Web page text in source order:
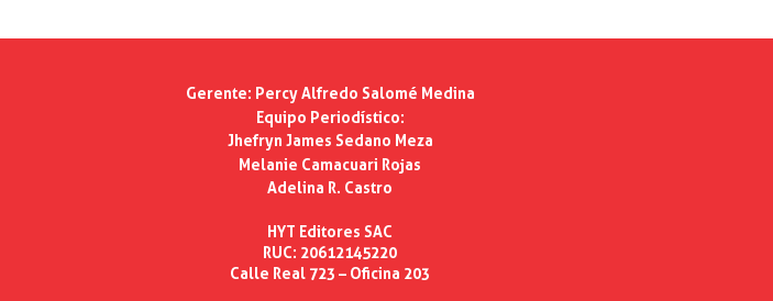
Gerente: Percy Alfredo Salomé Medina
Equipo Periodístico:
Jhefryn James Sedano Meza
Melanie Camacuari Rojas
Adelina R. Castro
HYT Editores SAC
RUC: 20612145220
Calle Real 723 – Oficina 203